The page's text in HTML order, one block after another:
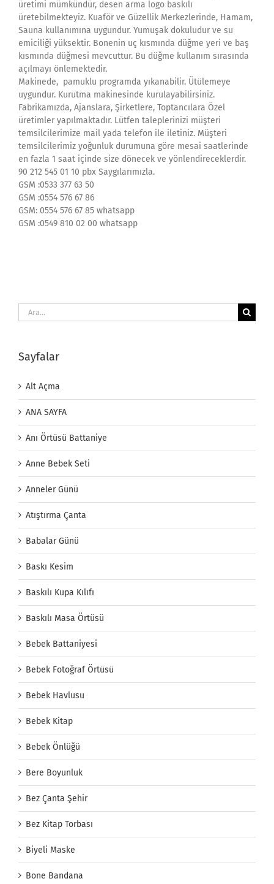
üretimi mümkündür, desen arma logo baskılı
üretebilmekteyiz. Kuaför ve Güzellik Merkezlerinde, Hamam,
Sauna kullanımına uygundur. Yumuşak dokuludur ve su
emiciliği yüksektir. Bonenin uç kısmında düğme yeri ve baş
kısmında düğmesi mevcuttur. Bu düğme kullanım sırasında
açılmayı önlemektedir.
Makinede, pamuklu programda yıkanabilir. Ütülemeye
uygundur. Kurutma makinesinde kurulayabilirsiniz.
Fabrikamızda, Ajanslara, Şirketlere, Toptancılara Özel
üretimler yapılmaktadır. Lütfen taleplerinizi müşteri
temsilcilerimize mail yada telefon ile iletiniz. Müşteri
temsilcilerimiz yoğunluk durumuna göre mesai saatlerinde
en fazla 1 saat içinde size dönecek ve yönlendireceklerdir.
90 212 545 01 10 pbx Saygılarımızla.
GSM :0533 377 63 50
GSM :0554 576 67 86
GSM: 0554 576 67 85 whatsapp
GSM :0549 810 02 00 whatsapp
Ara:
Sayfalar
Alt Açma
ANA SAYFA
Anı Örtüsü Battaniye
Anne Bebek Seti
Anneler Günü
Atıştırma Çanta
Babalar Günü
Baskı Kesim
Baskılı Kupa Kılıfı
Baskılı Masa Örtüsü
Bebek Battaniyesi
Bebek Fotoğraf Örtüsü
Bebek Havlusu
Bebek Kitap
Bebek Önlüğü
Bere Boyunluk
Bez Çanta Şehir
Bez Kitap Torbası
Biyeli Maske
Bone Bandana